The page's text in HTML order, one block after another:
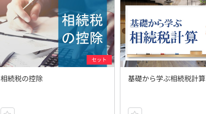
セット
相続税の控除 基礎から学ぶ相続税計算